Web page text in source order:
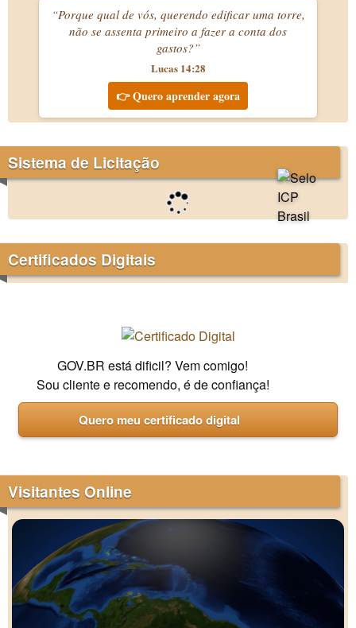
“Porque qual de vós, querendo edificar uma torre,
não se assenta primeiro a fazer a conta dos
gastos?”
Lucas 14:28
👉 Quero aprender agora
Sistema de Licitação
Certificados Digitais
GOV.BR está dificil? Vem comigo!
Sou cliente e recomendo, é de confiança!
Quero meu certificado digital
Visitantes Online